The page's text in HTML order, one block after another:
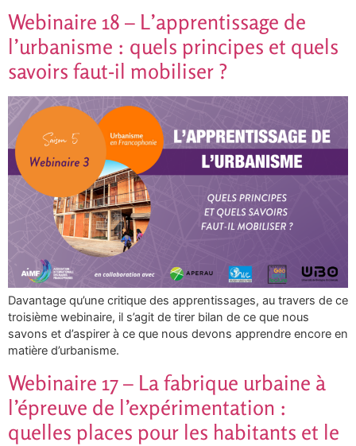
Webinaire 18 – L’apprentissage de
l’urbanisme : quels principes et quels
savoirs faut-il mobiliser ?
Davantage qu’une critique des apprentissages, au travers de ce
troisième webinaire, il s’agit de tirer bilan de ce que nous
savons et d’aspirer à ce que nous devons apprendre encore en
matière d’urbanisme.
Webinaire 17 – La fabrique urbaine à
l’épreuve de l’expérimentation :
quelles places pour les habitants et le